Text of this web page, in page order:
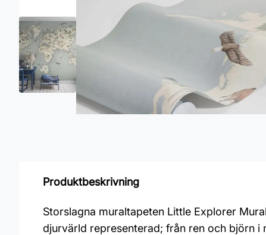
Produktbeskrivning
Storslagna muraltapeten Little Explorer
djurvärld representerad; från ren och björn i